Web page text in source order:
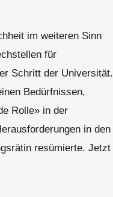
im weiteren Sinn
für
Schritt der Universität.
Bedürfnissen,
Rolle» in der
in den
resümierte. Jetzt